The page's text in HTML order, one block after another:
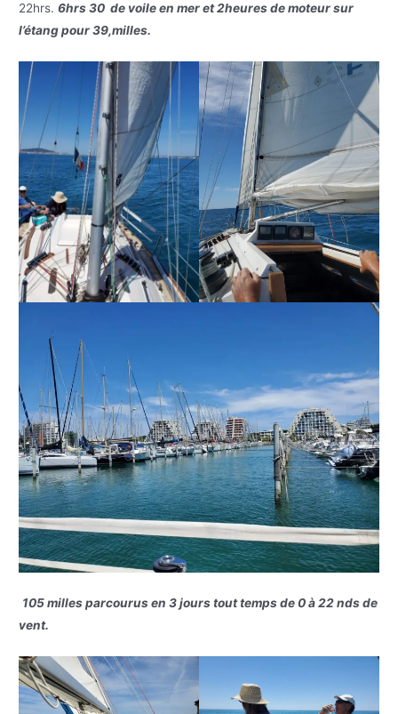
22hrs.6hrs 30 de voile en mer et 2heures de moteur sur
l’étang pour 39,milles.
105 milles parcourus en 3 jours tout temps de 0 à 22 nds de
vent.